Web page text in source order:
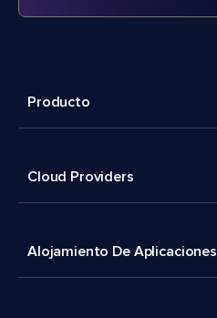
Producto
Cloud Providers
Alojamiento De Aplicaciones